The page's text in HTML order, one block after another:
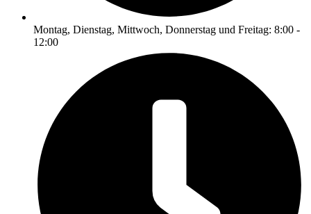
Montag, Dienstag, Mittwoch, Donnerstag und Freitag: 8:00 -
12:00